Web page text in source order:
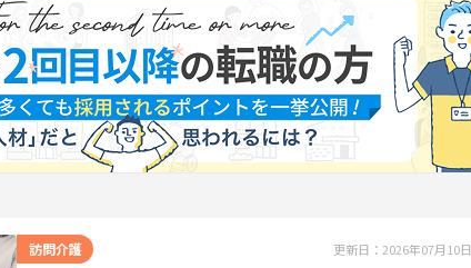
訪問介護 更新日：2026年07月10日